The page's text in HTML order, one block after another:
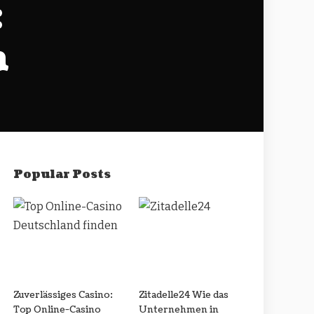
Popular Posts
Zuverlässiges Casino:
Top Online-Casino
Zitadelle24 Wie das
Unternehmen in